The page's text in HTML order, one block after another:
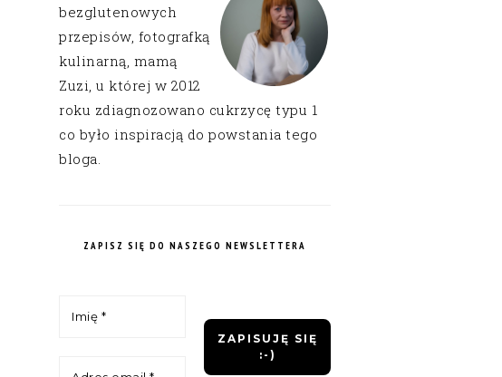
bezglutenowych
przepisów, fotografką
kulinarną, mamą
Zuzi, u której w 2012
roku zdiagnozowano cukrzycę typu 1
co było inspiracją do powstania tego
bloga.
ZAPISZ SIĘ DO NASZEGO NEWSLETTERA